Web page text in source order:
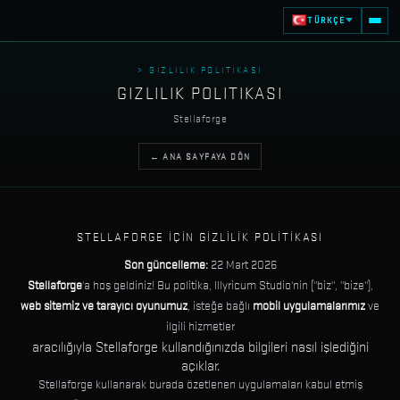
TÜRKÇE
> GIZLILIK POLITIKASI
GIZLILIK POLITIKASI
Stellaforge
← ANA SAYFAYA DÖN
STELLAFORGE IÇIN GIZLILIK POLITIKASI
Son güncelleme:22 Mart 2026
Stellaforge'a hoş geldiniz! Bu politika, Illyricum Studio'nin ("biz", "bize"),
web sitemiz ve tarayıcı oyunumuz, isteğe bağlı mobil uygulamalarımızve
ilgili hizmetler
aracılığıyla Stellaforge kullandığınızda bilgileri nasıl işlediğini
açıklar.
Stellaforge kullanarak burada özetlenen uygulamaları kabul etmiş